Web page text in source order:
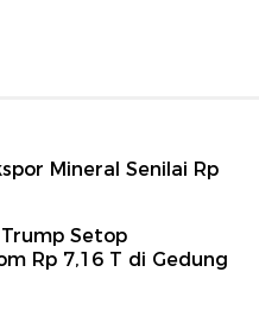
Mineral Senilai Rp
Setop
Rp 7,16 T di Gedung